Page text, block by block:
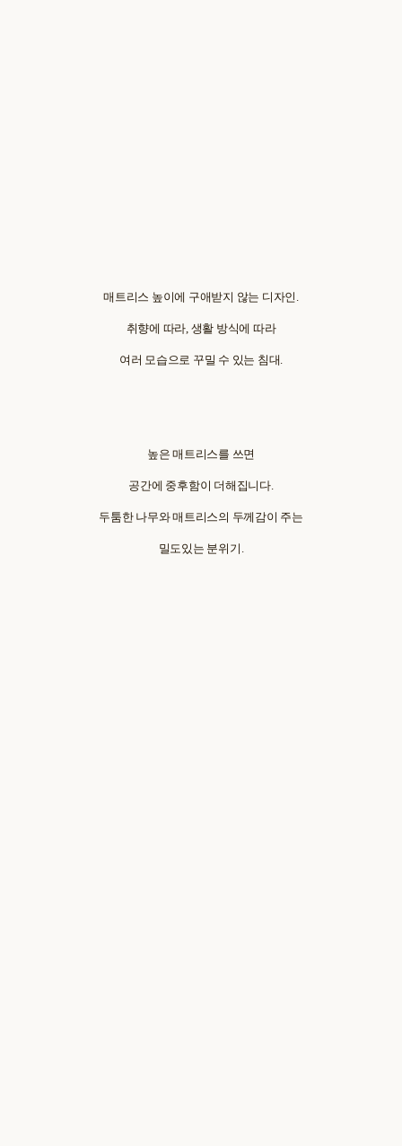
매트리스 높이에 구애받지 않는 디자인.
취향에 따라, 생활 방식에 따라
여러 모습으로 꾸밀 수 있는 침대.
높은 매트리스를 쓰면
공간에 중후함이 더해집니다.
두툼한 나무와 매트리스의 두께감이 주는
밀도있는 분위기.